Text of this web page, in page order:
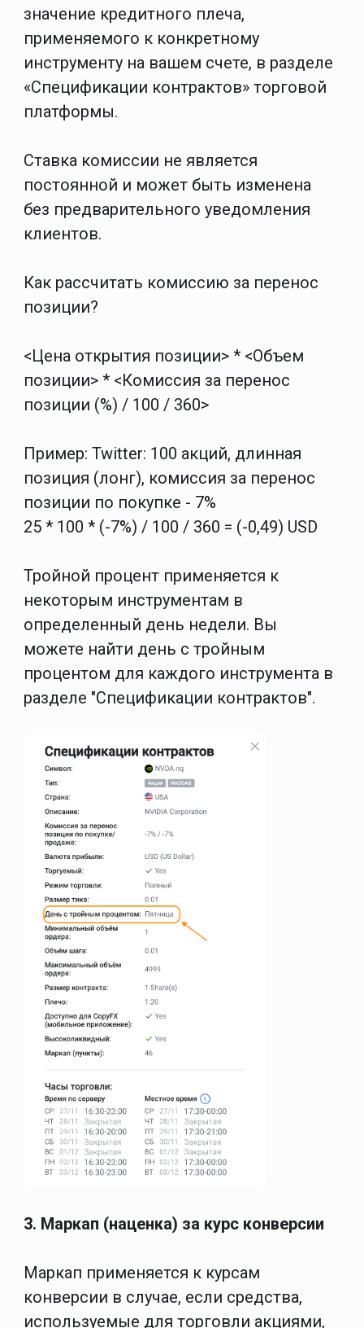
значение кредитного плеча,
применяемого к конкретному
инструменту на вашем счете, в разделе
«Спецификации контрактов» торговой
платформы.
Ставка комиссии не является
постоянной и может быть изменена
без предварительного уведомления
клиентов.
Как рассчитать комиссию за перенос
позиции?
<Цена открытия позиции> * <Объем
позиции> * <Комиссия за перенос
позиции (%) / 100 / 360>
Пример: Twitter: 100 акций, длинная
позиция (лонг), комиссия за перенос
позиции по покупке - 7%
25 * 100 * (-7%) / 100 / 360 = (-0,49) USD
Тройной процент применяется к
некоторым инструментам в
определенный день недели. Вы
можете найти день с тройным
процентом для каждого инструмента в
разделе "Спецификации контрактов".
3. Маркап (наценка) за курс конверсии
Маркап применяется к курсам
конверсии в случае, если средства,
используемые для торговли акциями,